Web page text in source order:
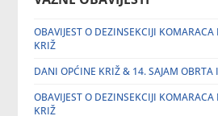
OBAVIJEST O DEZINSEKCIJI
KRIŽ
DANI OPĆINE KRIŽ & 14. SAJAM OBRTA
OBAVIJEST O DEZINSEKCIJI
KRIŽ